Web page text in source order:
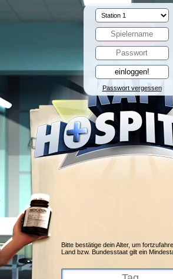
Passwort vergessen
Bitte bestätige dein Alter, um
Land bzw. Bundesstaat gilt ein